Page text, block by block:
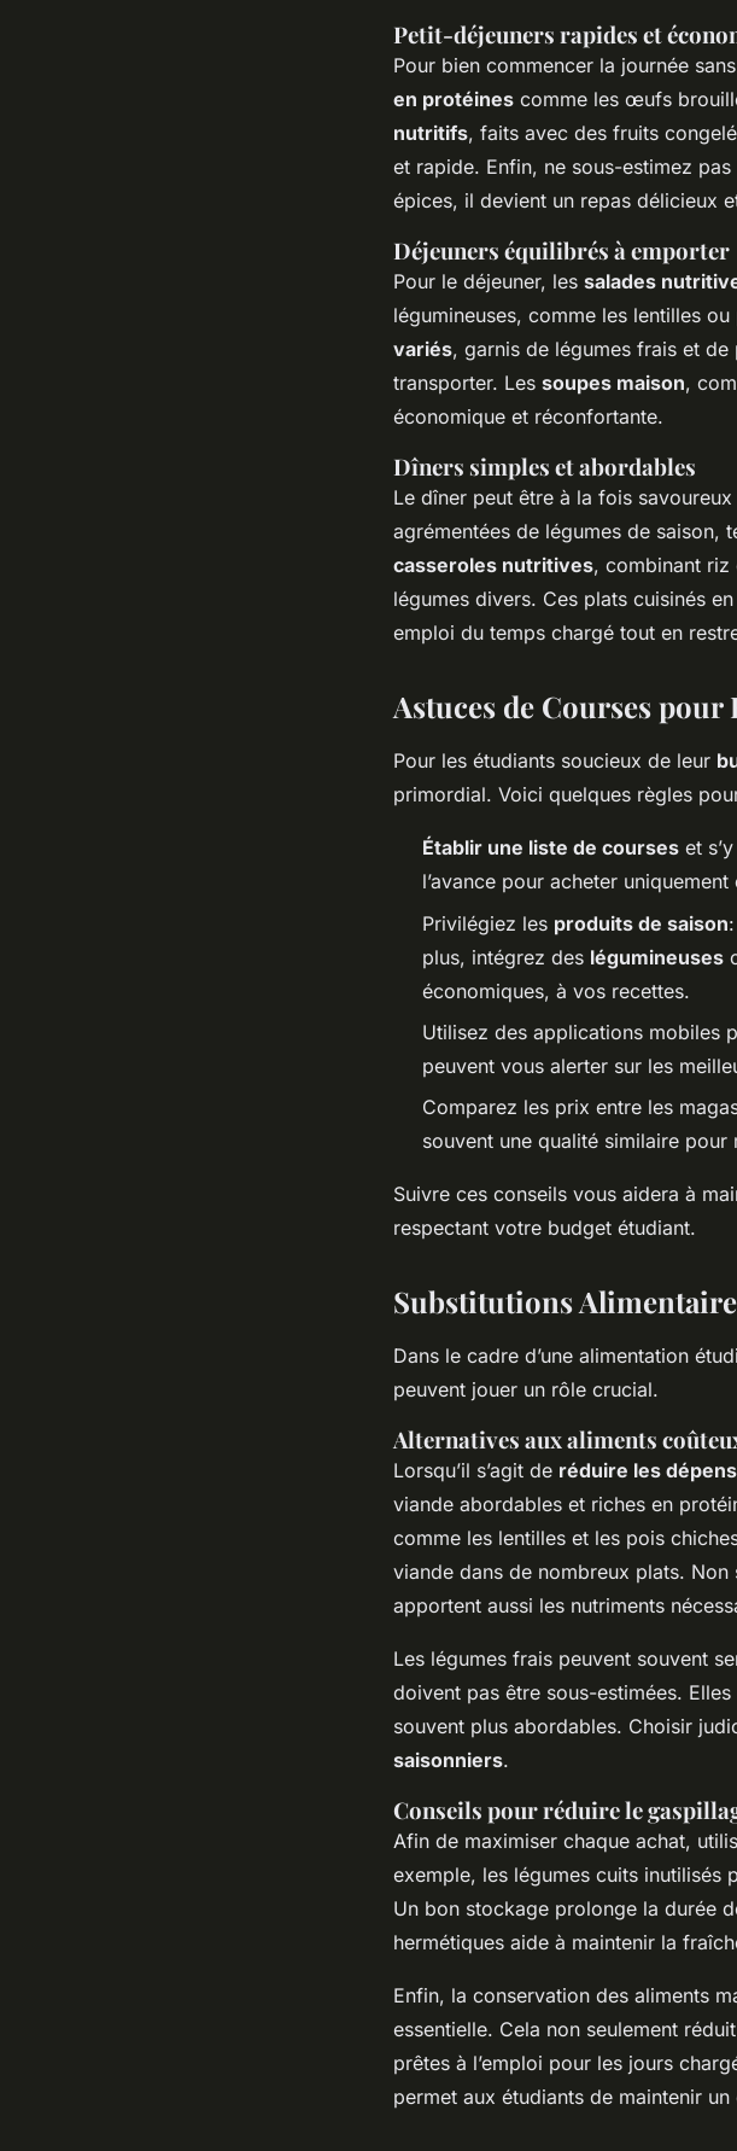
Petit-déjeuners rapides et
Pour bien commencer la journée
en protéines comme les œufs
nutritifs, faits avec des fruits
et rapide. Enfin, ne sous-estimez
épices, il devient un repas délicieux
Déjeuners équilibrés à emporter
Pour le déjeuner, les salades
légumineuses, comme les lentilles
variés, garnis de légumes frais et
transporter. Les soupes maison,
économique et réconfortante.
Dîners simples et abordables
Le dîner peut être à la fois
agrémentées de légumes de saison,
casseroles nutritives, combinant riz
légumes divers. Ces plats cuisinés
emploi du temps chargé tout en
Astuces de Courses
Pour les étudiants soucieux de leur
primordial. Voici quelques règles
Établir une liste de courses et
l’avance pour acheter
Privilégiez les produits de saison
plus, intégrez des légumineuses
économiques, à vos recettes.
Utilisez des applications mobiles
peuvent vous alerter sur les
Comparez les prix entre les
souvent une qualité similaire pour
Suivre ces conseils vous aidera à
respectant votre budget étudiant.
Substitutions
Dans le cadre d’une alimentation
peuvent jouer un rôle crucial.
Alternatives aux aliments
Lorsqu’il s’agit de réduire les
viande abordables et riches en
comme les lentilles et les pois
viande dans de nombreux plats.
apportent aussi les nutriments
Les légumes frais peuvent souvent
doivent pas être sous-estimées.
souvent plus abordables. Choisir
saisonniers.
Conseils pour réduire le
Afin de maximiser chaque achat,
exemple, les légumes cuits inutilisés
Un bon stockage prolonge la durée
hermétiques aide à maintenir la
Enfin, la conservation des aliments
essentielle. Cela non seulement
prêtes à l’emploi pour les jours
permet aux étudiants de maintenir